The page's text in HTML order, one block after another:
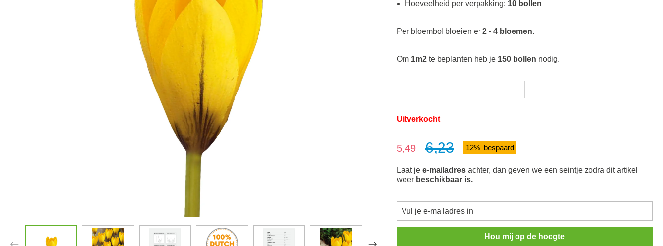
Uitverkocht
Verkoopprijs:
5,49 6,23 12% bespaard
Laat je e-mailadresachter, dan geven we een seintje zodra dit artikel
weer beschikbaar is.
Hou mij op de hoogte
Hoeveelheid per verpakking: 10 bollen
Per bloembol bloeien er 2 - 4 bloemen.
Om 1m2te beplanten heb je 150 bollen nodig.